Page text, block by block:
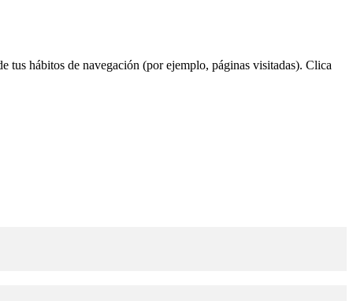
tus hábitos de navegación (por ejemplo, páginas visitadas). Clica